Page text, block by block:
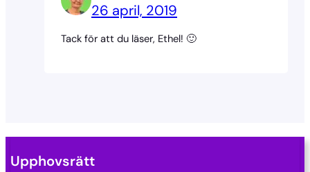
26 april, 2019
Tack för att du läser, Ethel! 🙂
Upphovsrätt